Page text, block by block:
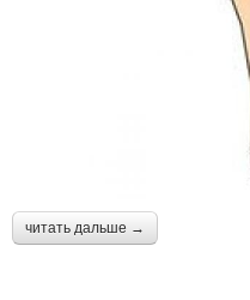
читать дальше →